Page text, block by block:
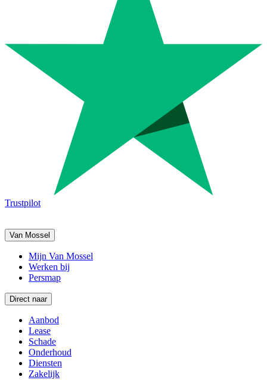
Trustpilot
Van Mossel
Mijn Van Mossel
Werken bij
Persmap
Direct naar
Aanbod
Lease
Schade
Onderhoud
Diensten
Zakelijk